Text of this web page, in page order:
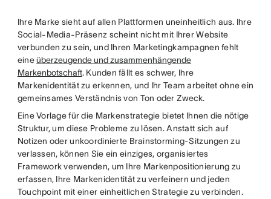
Ihre Marke sieht auf allen Plattformen uneinheitlich aus. Ihre
Social-Media-Präsenz scheint nicht mit Ihrer Website
verbunden zu sein, und Ihren Marketingkampagnen fehlt
eineüberzeugende und zusammenhängende
Markenbotschaft. Kunden fällt es schwer, Ihre
Markenidentität zu erkennen, und Ihr Team arbeitet ohne ein
gemeinsames Verständnis von Ton oder Zweck.
Eine Vorlage für die Markenstrategie bietet Ihnen die nötige
Struktur, um diese Probleme zu lösen. Anstatt sich auf
Notizen oder unkoordinierte Brainstorming-Sitzungen zu
verlassen, können Sie ein einziges, organisiertes
Framework verwenden, um Ihre Markenpositionierung zu
erfassen, Ihre Markenidentität zu verfeinern und jeden
Touchpoint mit einer einheitlichen Strategie zu verbinden.